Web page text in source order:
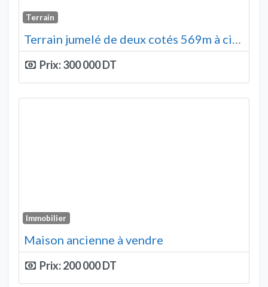
Terrain
Terrain jumelé de deux cotés 569m à cité boukhzar
Prix:300 000
Immobilier
Maison ancienne à vendre
Prix:200 000